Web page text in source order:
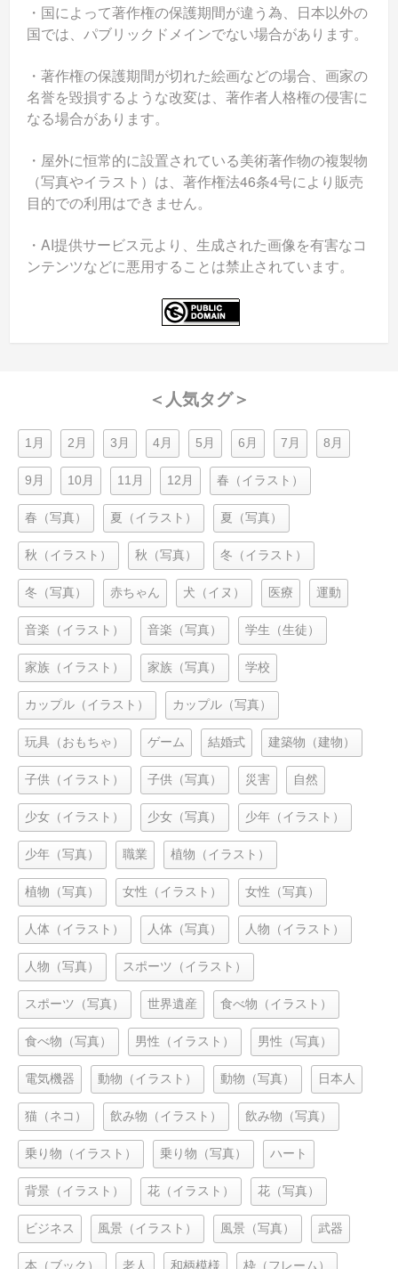
・国によって著作権の保護期間が違う為、日本以外の
国では、パブリックドメインでない場合があります。
・著作権の保護期間が切れた絵画などの場合、画家の
名誉を毀損するような改変は、著作者人格権の侵害に
なる場合があります。
・屋外に恒常的に設置されている美術著作物の複製物
（写真やイラスト）は、著作権法46条4号により販売
目的での利用はできません。
・AI提供サービス元より、生成された画像を有害なコ
ンテンツなどに悪用することは禁止されています。
＜人気タグ＞
1月 2月 3月 4月 5月 6月 7月 8月
9月 10月 11月 12月 春（イラスト）
春（写真） 夏（イラスト） 夏（写真）
秋（イラスト） 秋（写真） 冬（イラスト）
冬（写真） 赤ちゃん 犬（イヌ） 医療 運動
音楽（イラスト） 音楽（写真） 学生（生徒）
家族（イラスト） 家族（写真） 学校
カップル（イラスト） カップル（写真）
玩具（おもちゃ） ゲーム 結婚式 建築物（建物）
子供（イラスト） 子供（写真） 災害 自然
少女（イラスト） 少女（写真） 少年（イラスト）
少年（写真） 職業 植物（イラスト）
植物（写真） 女性（イラスト） 女性（写真）
人体（イラスト） 人体（写真） 人物（イラスト）
人物（写真） スポーツ（イラスト）
スポーツ（写真） 世界遺産 食べ物（イラスト）
食べ物（写真） 男性（イラスト） 男性（写真）
電気機器 動物（イラスト） 動物（写真） 日本人
猫（ネコ） 飲み物（イラスト） 飲み物（写真）
乗り物（イラスト） 乗り物（写真） ハート
背景（イラスト） 花（イラスト） 花（写真）
ビジネス 風景（イラスト） 風景（写真） 武器
本（ブック） 老人 和柄模様 枠（フレーム）